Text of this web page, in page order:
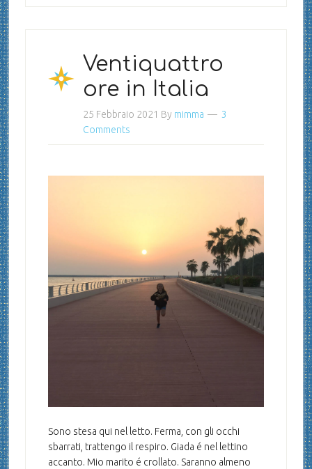
Ventiquattro
ore in Italia
25 Febbraio 2021 By mimma
3
Comments
Sono stesa qui nel letto. Ferma, con gli occhi
sbarrati, trattengo il respiro. Giada é nel lettino
accanto. Mio marito é crollato. Saranno almeno